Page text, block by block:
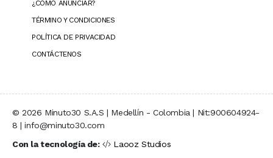
¿CÓMO ANUNCIAR?
TÉRMINO Y CONDICIONES
POLÍTICA DE PRIVACIDAD
CONTÁCTENOS
© 2026 Minuto30 S.A.S | Medellín - Colombia | Nit:900604924-
8 | info@minuto30.com
Con la tecnología de:
Laooz Studios